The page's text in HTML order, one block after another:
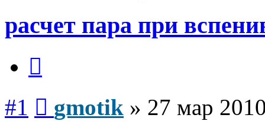
расчет пара при
#1 gmotik » 27 мар